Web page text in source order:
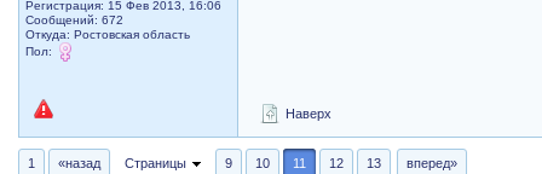
Регистрация: 15 Фев 2013, 16:06
Сообщений: 672
Откуда: Ростовская область
Пол:
Наверх
1 «назад Страницы 9 10 11 12 13 вперед»